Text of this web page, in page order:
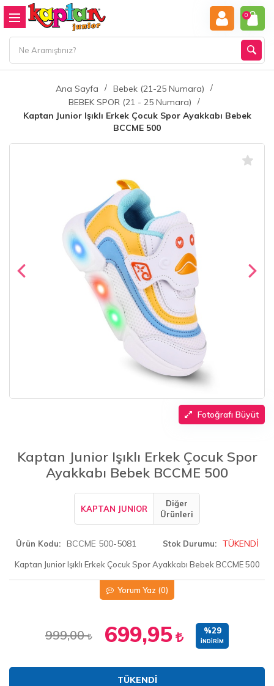
0
Ana Sayfa
Bebek (21-25 Numara)
BEBEK SPOR (21 - 25 Numara)
Kaptan Junior Işıklı Erkek Çocuk Spor Ayakkabı Bebek
BCCME 500
Fotoğrafı Büyüt
Kaptan Junior Işıklı Erkek Çocuk Spor
Ayakkabı Bebek BCCME 500
KAPTAN JUNIOR
Diğer
Ürünleri
Ürün Kodu BCCME 500-5081 Stok Durumu TÜKENDİ
Kaptan Junior Işıklı Erkek Çocuk Spor Ayakkabı Bebek BCCME 500
Yorum Yaz (0)
999,00 699,95 %29
İNDIRIM
TÜKENDI